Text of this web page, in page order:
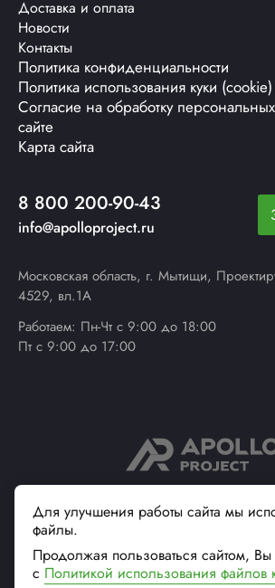
современной упаковки
Вся информация на сайте,
Доставка и оплата
Новости
Контакты
Политика конфиденциальности
Политика использования куки (cookie)
Согласие на обработку
сайте
Карта сайта
8 800 200-90-43
info@apolloproject.ru
Московская область, г. Мытищи,
4529, вл.1А
Работаем: Пн-Чт с 9:00 до 18:00
Пт с 9:00 до 17:00
Для улучшения работы сайта мы
файлы.
Продолжая пользоваться сайтом, Вы
с Политикой использования файлов